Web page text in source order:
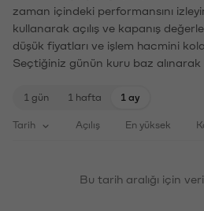
zaman içindeki performansını
kullanarak açılış ve kapanış
düşük fiyatları ve işlem hacmini
Seçtiğiniz günün kuru baz alınarak
1 gün 1 hafta 1 ay
Tarih Açılış En yüksek
Bu tarih aralığı için